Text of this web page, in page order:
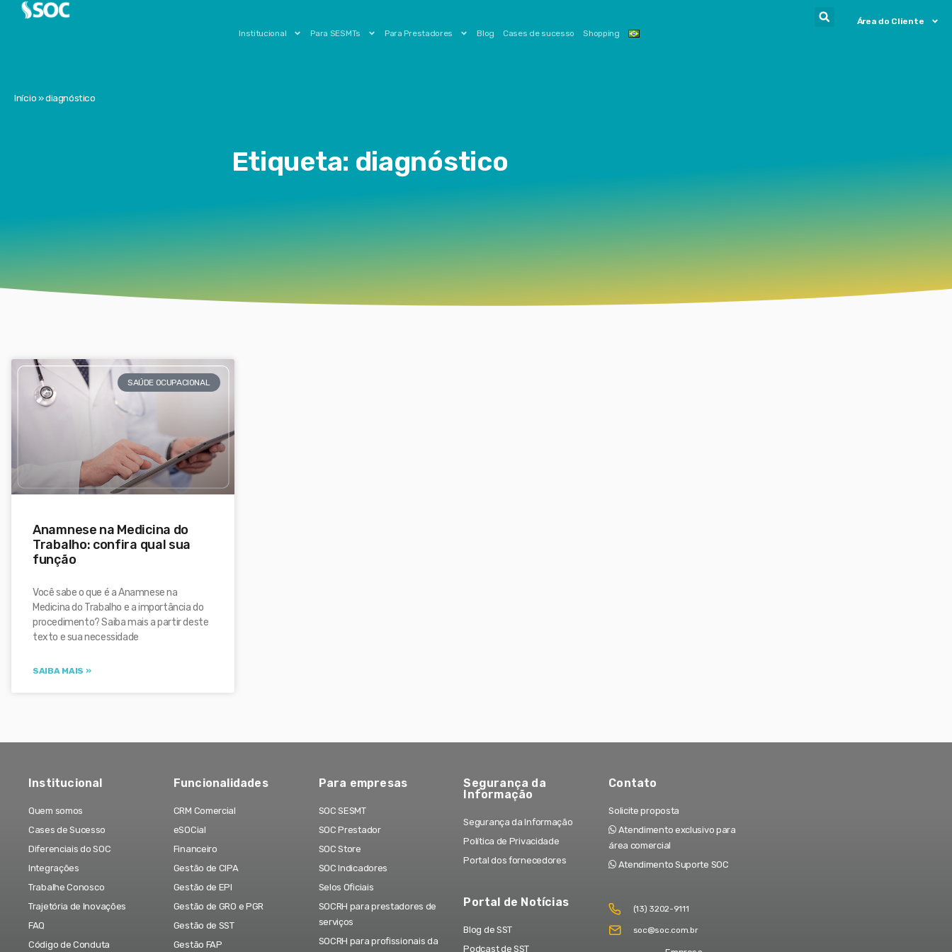
Institucional Para SESMTs Para Prestadores Blog Cases de sucesso Shopping
Área do Cliente
Início»diagnóstico
Etiqueta: diagnóstico
SAÚDE OCUPACIONAL
Anamnese na Medicina do
Trabalho: confira qual sua
função
Você sabe o que é a Anamnese na
Medicina do Trabalho e a importância do
procedimento? Saiba mais a partir deste
texto e sua necessidade
SAIBA MAIS »
Institucional
Quem somos
Cases de Sucesso
Diferenciais do SOC
Integrações
Trabalhe Conosco
Trajetória de Inovações
FAQ
Código de Conduta
Funcionalidades
CRM Comercial
eSOCial
Financeiro
Gestão de CIPA
Gestão de EPI
Gestão de GRO e PGR
Gestão de SST
Gestão FAP
Para empresas
SOC SESMT
SOC Prestador
SOC Store
SOC Indicadores
Selos Oficiais
SOCRH para prestadores de
serviços
SOCRH para profissionais da
Segurança da
Informação
Segurança da Informação
Política de Privacidade
Portal dos fornecedores
Portal de Notícias
Blog de SST
Podcast de SST
Contato
Solicite proposta
Atendimento exclusivo para
área comercial
Atendimento Suporte SOC
(13) 3202-9111
soc@soc.com.br